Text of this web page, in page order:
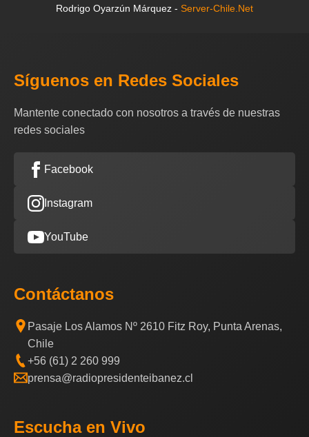
Rodrigo Oyarzún Márquez - Server-Chile.Net
Síguenos en Redes Sociales
Mantente conectado con nosotros a través de nuestras
redes sociales
Facebook
Instagram
YouTube
Contáctanos
Pasaje Los Alamos Nº 2610 Fitz Roy, Punta Arenas,
Chile
+56 (61) 2 260 999
prensa@radiopresidenteibanez.cl
Escucha en Vivo